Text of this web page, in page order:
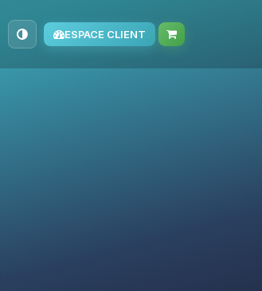
ESPACE CLIENT